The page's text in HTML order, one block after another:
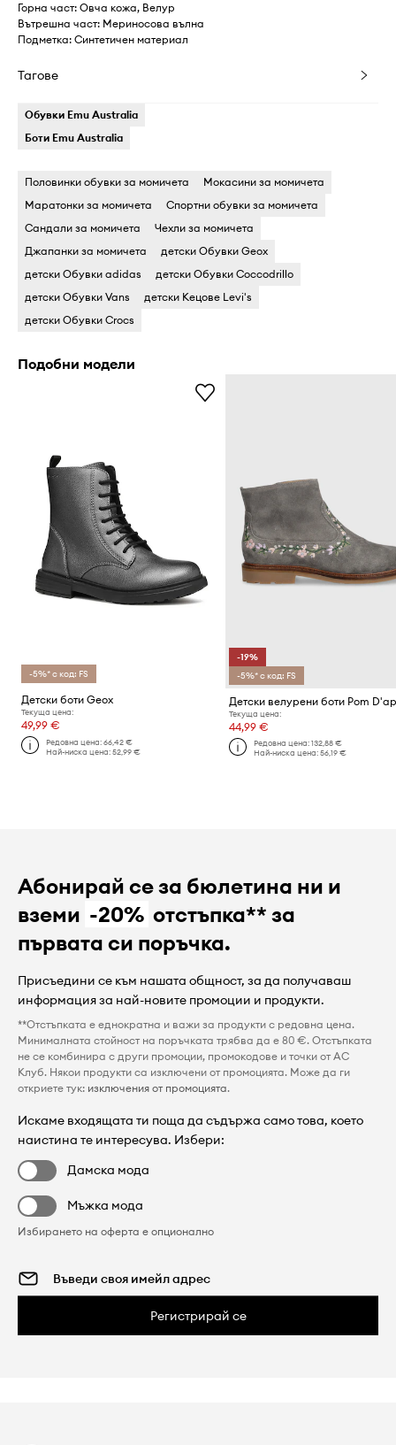
Горна част: Овча кожа, Велур
Вътрешна част: Мериносова вълна
Подметка: Синтетичен материал
Тагове
Обувки Emu Australia
Боти Emu Australia
Половинки обувки за момичета
Мокасини за момичета
Маратонки за момичета
Спортни обувки за момичета
Сандали за момичета
Чехли за момичета
Джапанки за момичета
детски Обувки Geox
детски Обувки adidas
детски Обувки Coccodrillo
детски Обувки Vans
детски Кецове Levi's
детски Обувки Crocs
Подобни модели
-5%* с код: FS
Детски боти Geox
Текуща цена:
49,99 €
Редовна цена:66,42 €
Най-ниска цена:52,99 €
-19%
-5%* с код: FS
Текуща цена:
44,99 €
Редовна цена: 132,88 €
Най-ниска цена: 56,19 €
Абонирай се за бюлетина ни и
вземи -20% отстъпка** за
първата си поръчка.
Присъедини се към нашата общност, за да получаваш
информация за най-новите промоции и продукти.
**Отстъпката е еднократна и важи за продукти с редовна цена.
Минималната стойност на поръчката трябва да е 80 €. Отстъпката
не се комбинира с други промоции, промокодове и точки от AC
Клуб. Някои продукти са изключени от промоцията. Може да ги
откриете тук: изключения от промоцията.
Искаме входящата ти поща да съдържа само това, което
наистина те интересува. Избери:
Дамска мода
Мъжка мода
Избирането на оферта е опционално
Регистрирай се